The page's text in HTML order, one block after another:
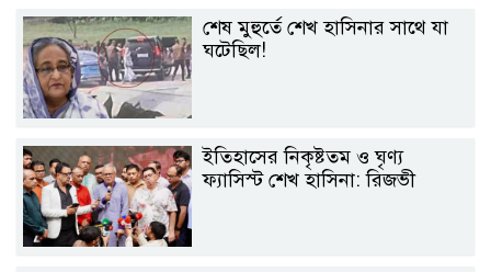
শেষ মুহুর্তে শেখ হাসিনার সাথে যা
ঘটেছিল!
ইতিহাসের নিকৃষ্টতম ও ঘৃণ্য
ফ্যাসিস্ট শেখ হাসিনা: রিজভী